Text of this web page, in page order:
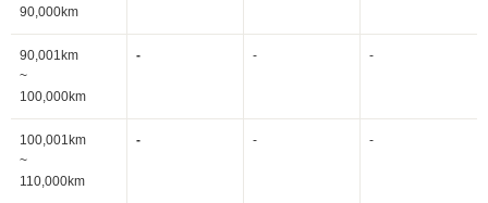
90,000km
90,001km
~
100,000km
- - -
100,001km
~
110,000km
- - -